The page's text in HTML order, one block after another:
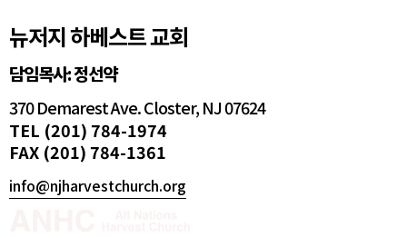
뉴저지 하베스트 교회
담임목사: 정선약
370 Demarest Ave. Closter, NJ 07624
TEL (201) 784-1974
FAX (201) 784-1361
info@njharvestchurch.org